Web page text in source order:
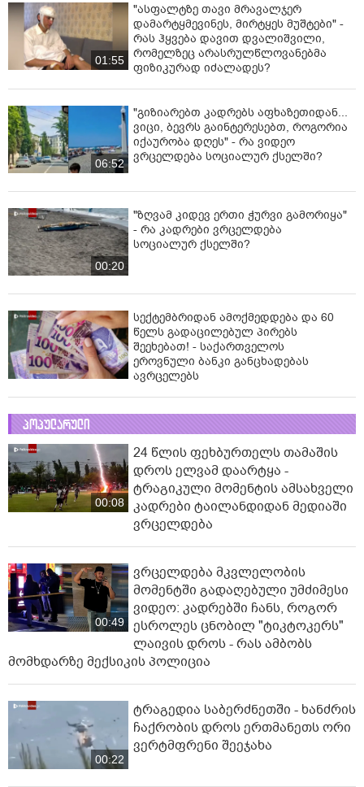
01:55
"ასფალტზე თავი მრავალჯერ
დამარტყმევინეს, მირტყეს მუშტები" -
რას ჰყვება დავით დვალიშვილი,
რომელზეც არასრულწლოვანებმა
ფიზიკურად იძალადეს?
06:52
"გიზიარებთ კადრებს აფხაზეთიდან...
ვიცი, ბევრს გაინტერესებთ, როგორია
იქაურობა დღეს" - რა ვიდეო
ვრცელდება სოციალურ ქსელში?
00:20
"ზღვამ კიდევ ერთი ჭურვი გამორიყა"
- რა კადრები ვრცელდება
სოციალურ ქსელში?
სექტემბრიდან ამოქმედდება და 60
წელს გადაცილებულ პირებს
შეეხებათ! - საქართველოს
ეროვნული ბანკი განცხადებას
ავრცელებს
პოპულარული
00:08
24 წლის ფეხბურთელს თამაშის
დროს ელვამ დაარტყა -
ტრაგიკული მომენტის ამსახველი
კადრები ტაილანდიდან მედიაში
ვრცელდება
00:49
ვრცელდება მკვლელობის
მომენტში გადაღებული უმძიმესი
ვიდეო: კადრებში ჩანს, როგორ
ესროლეს ცნობილ "ტიკტოკერს"
ლაივის დროს - რას ამბობს
მომხდარზე მექსიკის პოლიცია
00:22
ტრაგედია საბერძნეთში - ხანძრის
ჩაქრობის დროს ერთმანეთს ორი
ვერტმფრენი შეეჯახა